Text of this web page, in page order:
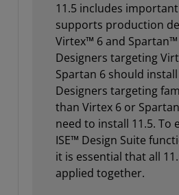
11.5 includes
supports production
Virtex™ 6 and Spartan™
Designers targeting
Spartan 6 should install
Designers targeting
than Virtex 6 or
need to install 11.5. To
ISE™ Design Suite
it is essential that all
applied together.